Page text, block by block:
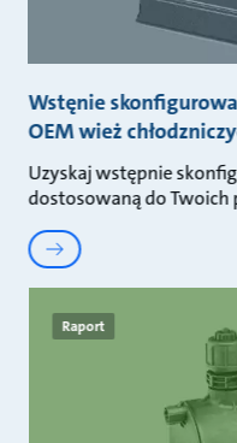
Wstęnie
OEM wież
Uzyskaj wstępnie
dostosowaną do Twoich
Raport